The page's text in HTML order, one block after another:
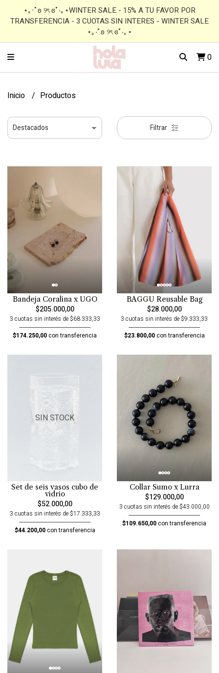
⋆｡‧˚ʚ ୨ৎ ɞ˚‧｡⋆WINTER SALE - 15% A TU FAVOR POR
TRANSFERENCIA - 3 CUOTAS SIN INTERES - WINTER SALE
⋆｡‧˚ʚ ୨ৎ ɞ˚‧｡⋆
0
Inicio Productos
Filtrar
Bandeja Coralina x UGO
$205.000,00
3 cuotas sin interés de $68.333,33
$174.250,00con transferencia
BAGGU Reusable Bag
$28.000,00
3 cuotas sin interés de $9.333,33
$23.800,00con transferencia
SIN STOCK
Set de seis vasos cubo de
vidrio
$52.000,00
3 cuotas sin interés de $17.333,33
$44.200,00con transferencia
Collar Sumo x Lurra
$129.000,00
3 cuotas sin interés de $43.000,00
$109.650,00con transferencia